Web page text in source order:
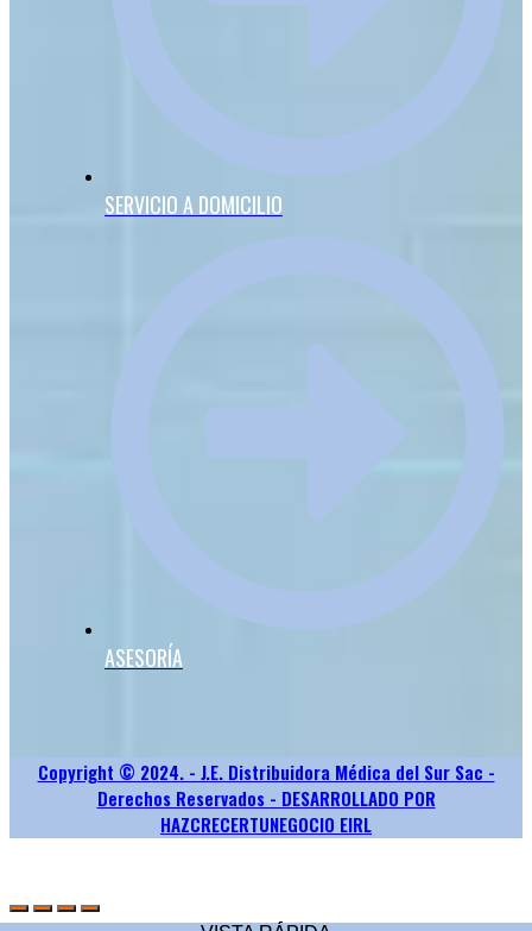
SERVICIO A DOMICILIO
ASESORÍA
Copyright © 2024. - J.E. Distribuidora Médica del Sur Sac -
Derechos Reservados - DESARROLLADO POR
HAZCRECERTUNEGOCIO EIRL